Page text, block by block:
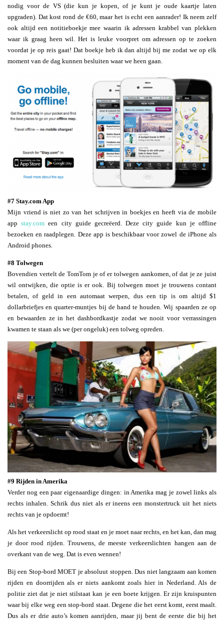
nodig voor de VS (die kun je kopen, of je kunt je oude kaartje laten
upgraden). Dat kost rond de €60, maar het is echt een aanrader! Ik neem zelf
ook altijd een notitieboekje mee waarin ik adressen krabbel van plekken
waar ik graag heen wil. Het is leuke voorpret om adressen op te zoeken
voordat je op reis gaat! Dat boekje heb ik dan altijd bij me zodat we op elk
moment van de dag kunnen besluiten waar we heen gaan.
#7 Stay.com App
Mijn vriend is niet zo van het schrijven in boekjes en heeft via de mobile
appstay.com een city guide gecreëerd. Deze city guide kun je offline
bezoeken en raadplegen. Deze app is beschikbaar voor zowel de iPhone als
Android phones.
#8 Tolwegen
Bovendien vertelt de TomTom je of er tolwegen aankomen, of dat je ze juist
wil ontwijken, die optie is er ook. Bij tolwegen moet je trouwens contant
betalen, of geld in een automaat werpen, dus een tip is om altijd $1
dollarbriefjes en quarter-muntjes bij de hand te houden. Wij spaarden ze op
en bewaarden ze in het dashbordkastje zodat we nooit voor verrassingen
kwamen te staan als we (per ongeluk) een tolweg opreden.
#9 Rijden in Amerika
Verder nog een paar eigenaardige dingen: in Amerika mag je zowel links als
rechts inhalen. Schrik dus niet als er ineens een monstertruck uit het niets
rechts van je opdoemt!
Als het verkeerslicht op rood staat en je moet naar rechts, en het kan, dan mag
je door rood rijden. Trouwens, de meeste verkeerslichten hangen aan de
overkant van de weg. Dat is even wennen!
Bij een Stop-bord MOET je absoluut stoppen. Dus niet langzaam aan komen
rijden en doorrijden als er niets aankomt zoals hier in Nederland. Als de
politie ziet dat je niet stilstaat kan je een boete krijgen. Er zijn kruispunten
waar bij elke weg een stop-bord staat. Degene die het eerst komt, eerst maalt.
Dus als er drie auto’s komen aanrijden, maar jij bent de eerste die bij het